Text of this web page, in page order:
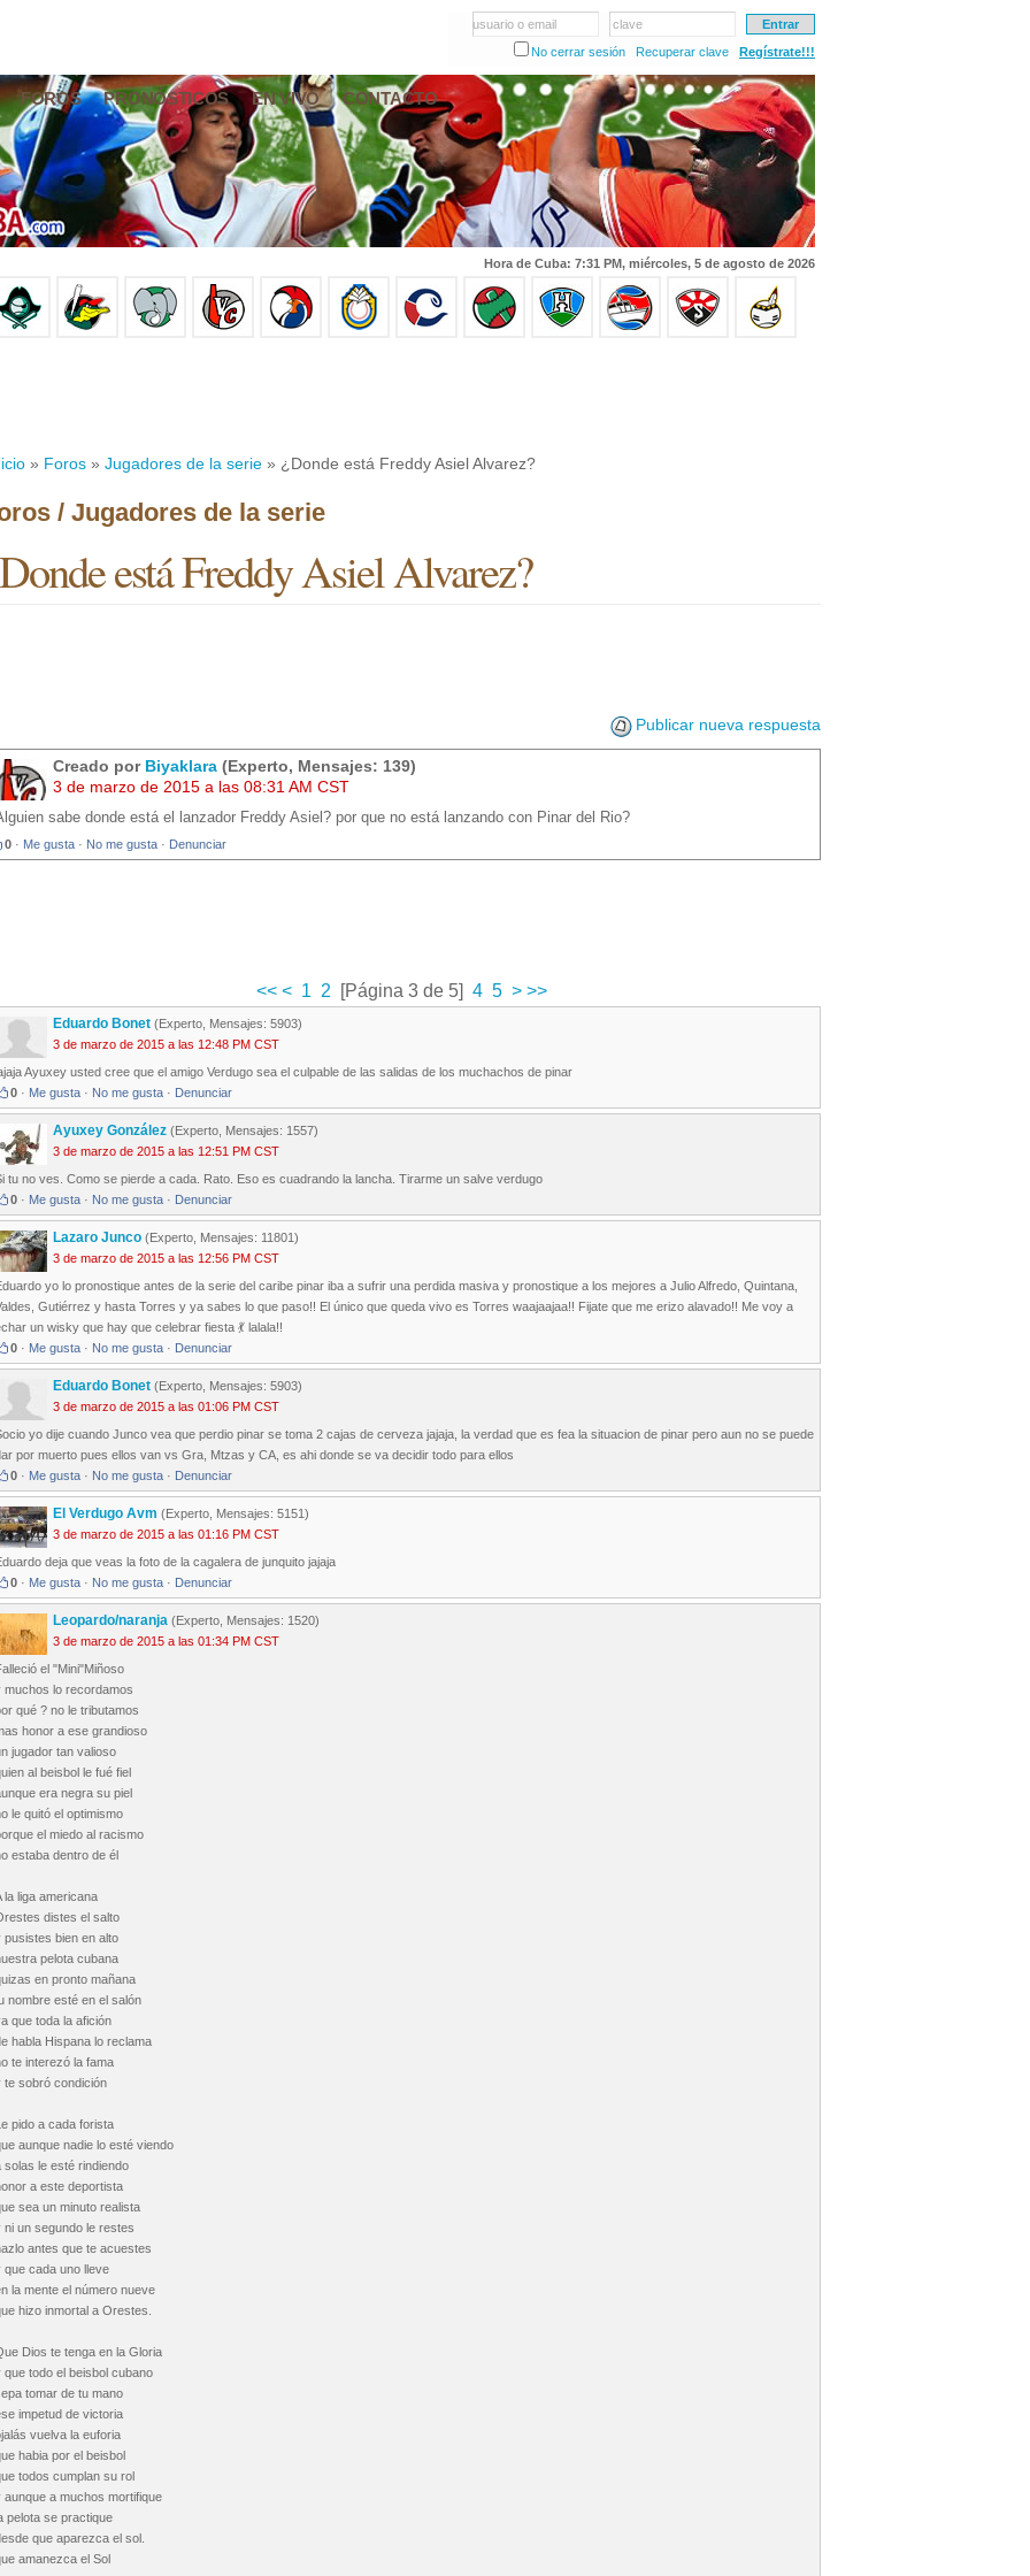
usuario o email
clave
No cerrar sesión
Recuperar clave Regístrate!!!
FOROS PRONÓSTICOS EN VIVO CONTACTO
Hora de Cuba: 7:31 PM, miércoles, 5 de agosto de 2026
» Foros » Jugadores de la serie » ¿Donde está Freddy Asiel Alvarez?
/ Jugadores de la serie
está Freddy Asiel Alvarez?
Publicar nueva respuesta
Creado por Biyaklara (Experto, Mensajes: 139)
3 de marzo de 2015 a las 08:31 AM CST
sabe donde está el lanzador Freddy Asiel? por que no está lanzando con Pinar del Rio?
0 · Me gusta · No me gusta · Denunciar
<< < 1 2 [Página 3 de 5] 4 5 >>>
Eduardo Bonet (Experto, Mensajes: 5903)
3 de marzo de 2015 a las 12:48 PM CST
Ayuxey usted cree que el amigo Verdugo sea el culpable de las salidas de los muchachos de pinar
0 · Me gusta · No me gusta · Denunciar
Ayuxey González (Experto, Mensajes: 1557)
3 de marzo de 2015 a las 12:51 PM CST
tu no ves. Como se pierde a cada. Rato. Eso es cuadrando la lancha. Tirarme un salve verdugo
0 · Me gusta · No me gusta · Denunciar
Lazaro Junco (Experto, Mensajes: 11801)
3 de marzo de 2015 a las 12:56 PM CST
yo lo pronostique antes de la serie del caribe pinar iba a sufrir una perdida masiva y pronostique a los mejores a Julio Alfredo, Quintana,
Gutiérrez y hasta Torres y ya sabes lo que paso!! El único que queda vivo es Torres waajaajaa!! Fijate que me erizo alavado!! Me voy a
un wisky que hay que celebrar fiesta 💃 lalala!!
0 · Me gusta · No me gusta · Denunciar
Eduardo Bonet (Experto, Mensajes: 5903)
3 de marzo de 2015 a las 01:06 PM CST
yo dije cuando Junco vea que perdio pinar se toma 2 cajas de cerveza jajaja, la verdad que es fea la situacion de pinar pero aun no se puede
por muerto pues ellos van vs Gra, Mtzas y CA, es ahi donde se va decidir todo para ellos
0 · Me gusta · No me gusta · Denunciar
El Verdugo Avm (Experto, Mensajes: 5151)
3 de marzo de 2015 a las 01:16 PM CST
deja que veas la foto de la cagalera de junquito jajaja
0 · Me gusta · No me gusta · Denunciar
Leopardo/naranja (Experto, Mensajes: 1520)
3 de marzo de 2015 a las 01:34 PM CST
el "Mini"Miñoso
muchos lo recordamos
qué ? no le tributamos
honor a ese grandioso
jugador tan valioso
al beisbol le fué fiel
era negra su piel
le quitó el optimismo
el miedo al racismo
estaba dentro de él
la liga americana
distes el salto
pusistes bien en alto
pelota cubana
en pronto mañana
nombre esté en el salón
que toda la afición
habla Hispana lo reclama
te interezó la fama
te sobró condición
pido a cada forista
aunque nadie lo esté viendo
solas le esté rindiendo
a este deportista
sea un minuto realista
ni un segundo le restes
antes que te acuestes
que cada uno lleve
la mente el número nueve
hizo inmortal a Orestes.
Dios te tenga en la Gloria
que todo el beisbol cubano
tomar de tu mano
impetud de victoria
vuelva la euforia
habia por el beisbol
todos cumplan su rol
aunque a muchos mortifique
pelota se practique
que aparezca el sol.
amanezca el Sol